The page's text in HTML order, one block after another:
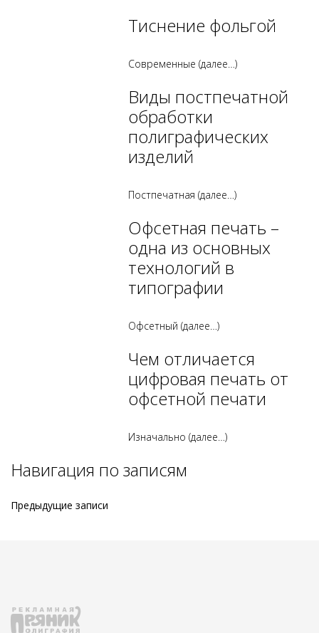
Тиснение фольгой
Современные (далее…)
Виды постпечатной
обработки
полиграфических
изделий
Постпечатная (далее…)
Офсетная печать –
одна из основных
технологий в
типографии
Офсетный (далее…)
Чем отличается
цифровая печать от
офсетной печати
Изначально (далее…)
Навигация по записям
Предыдущие записи